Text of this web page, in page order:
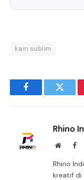
kain sublim
Facebook
Rhino
Website
Rhino
kreatif di